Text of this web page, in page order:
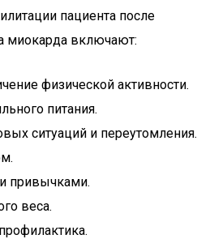
пациента после
миокарда включают:
физической активности.
питания.
ситуаций и переутомления.
привычками.
веса.